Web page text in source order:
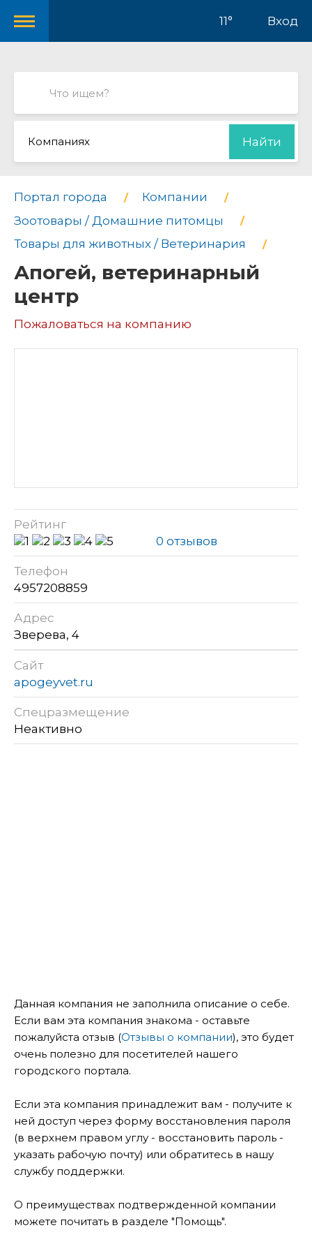
11° Вход
Компаниях Найти
Портал города
Компании
Зоотовары / Домашние питомцы
Товары для животных / Ветеринария
Апогей, ветеринарный
центр
Пожаловаться на компанию
Рейтинг
0 отзывов
Телефон
4957208859
Адрес
Зверева, 4
Сайт
apogeyvet.ru
Спецразмещение
Неактивно
Данная компания не заполнила описание о себе.
Если вам эта компания знакома - оставьте
пожалуйста отзыв (Отзывы о компании), это будет
очень полезно для посетителей нашего
городского портала.
Если эта компания принадлежит вам - получите к
ней доступ через форму восстановления пароля
(в верхнем правом углу - восстановить пароль -
указать рабочую почту) или обратитесь в нашу
службу поддержки.
О преимуществах подтвержденной компании
можете почитать в разделе "Помощь".